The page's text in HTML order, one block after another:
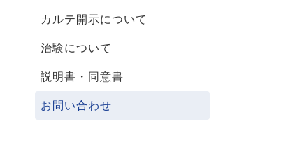
カルテ開示について
治験について
説明書・同意書
お問い合わせ